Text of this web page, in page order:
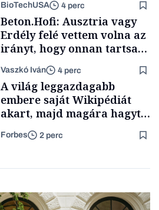
BioTechUSA 4 perc
Beton.Hofi: Ausztria vagy
Erdély felé vettem volna az
irányt, hogy onnan tartsam
lélegeztetőgépen a magyar
zenét
Vaszkó Iván 4 perc
A világ leggazdagabb
embere saját Wikipédiát
akart, majd magára hagyta.
Most milliók olvasnak
ellenőrizetlen
Forbes 2 perc